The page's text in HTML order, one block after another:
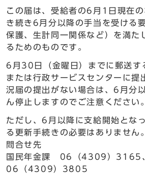
この届は、受給者の6月1日現在の
き続き6月分以降の手当を受ける
保護、生計同一関係など）を満た
るためのものです。
6月30日（金曜日）までに郵送す
または行政サービスセンターに提
況届の提出がない場合は、6月分
ん停止しますのでご注意ください。
ただし、6月以降に支給開始とな
る更新手続きの必要はありません。
問合せ先
国民年金課 06（4309）3165
06（4309）3805